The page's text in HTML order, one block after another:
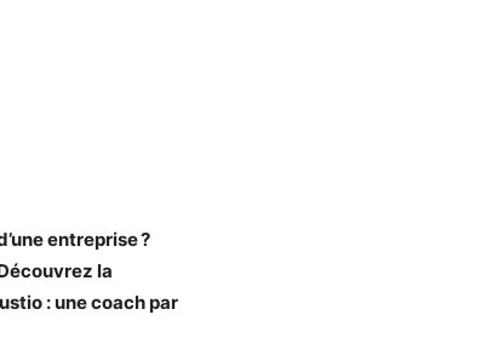
entreprise ?
la
: une coach par